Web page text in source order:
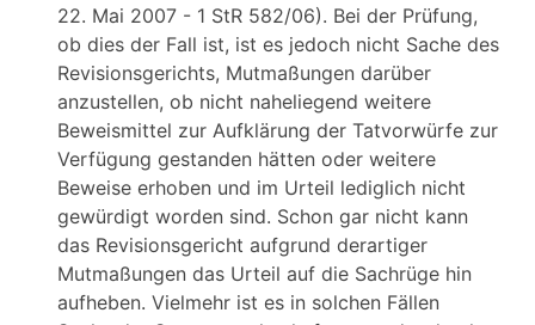
22. Mai 2007 - 1 StR 582/06). Bei der Prüfung,
ob dies der Fall ist, ist es jedoch nicht Sache des
Revisionsgerichts, Mutmaßungen darüber
anzustellen, ob nicht naheliegend weitere
Beweismittel zur Aufklärung der Tatvorwürfe zur
Verfügung gestanden hätten oder weitere
Beweise erhoben und im Urteil lediglich nicht
gewürdigt worden sind. Schon gar nicht kann
das Revisionsgericht aufgrund derartiger
Mutmaßungen das Urteil auf die Sachrüge hin
aufheben. Vielmehr ist es in solchen Fällen